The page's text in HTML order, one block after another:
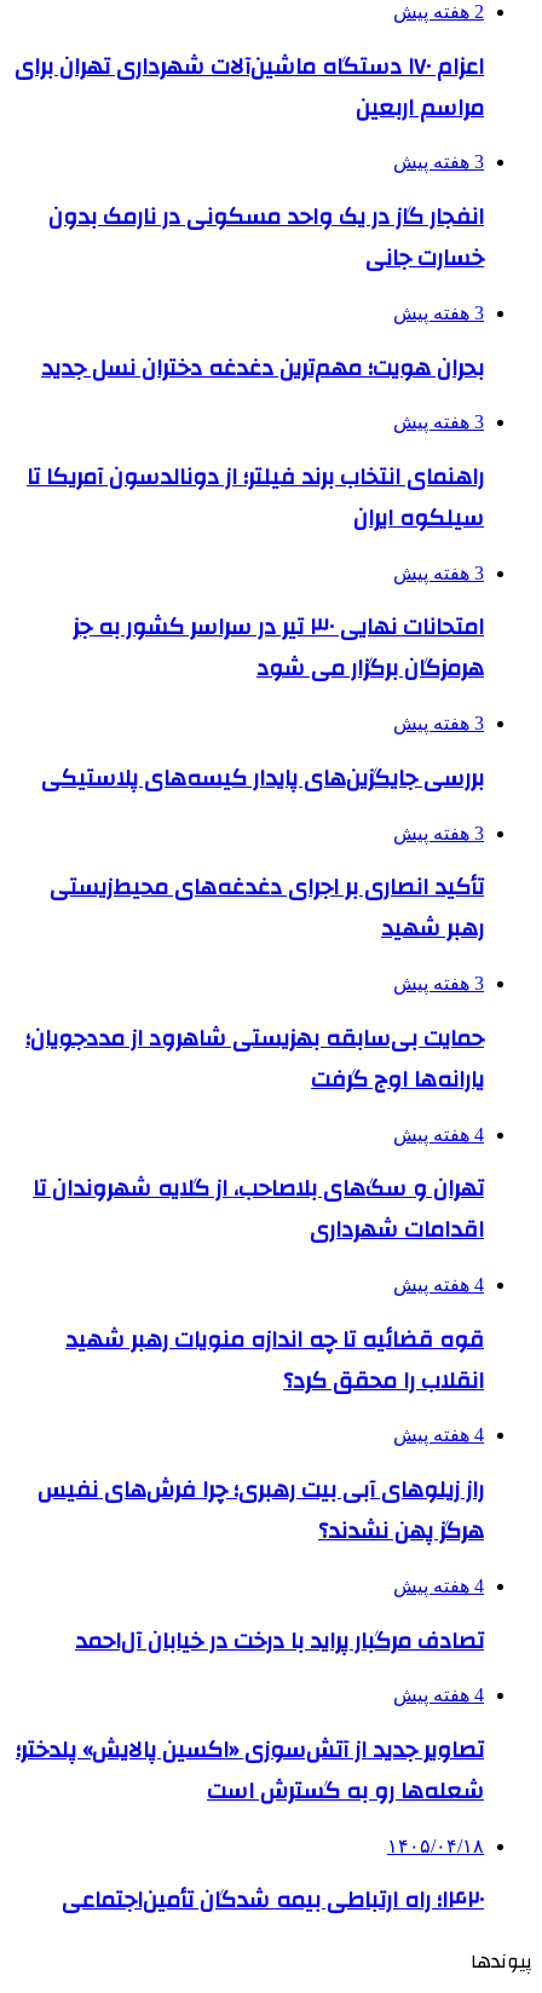
2 هفته پیش
اعزام ۱۷۰ دستگاه ماشین‌آلات شهرداری تهران برای
مراسم اربعین
3 هفته پیش
انفجار گاز در یک واحد مسکونی در نارمک بدون
خسارت جانی
3 هفته پیش
بحران هویت؛ مهم‌ترین دغدغه دختران نسل جدید
3 هفته پیش
راهنمای انتخاب برند فیلتر؛ از دونالدسون آمریکا تا
سیلکوه ایران
3 هفته پیش
امتحانات نهایی ۳۰ تیر در سراسر کشور به جز
هرمزگان برگزار می شود
3 هفته پیش
بررسی جایگزین‌های پایدار کیسه‌های پلاستیکی
3 هفته پیش
تأکید انصاری بر اجرای دغدغه‌های محیط‌زیستی
رهبر شهید
3 هفته پیش
حمایت بی‌سابقه بهزیستی شاهرود از مددجویان؛
یارانه‌ها اوج گرفت
4 هفته پیش
تهران و سگ‌های بلاصاحب، از گلایه شهروندان تا
اقدامات شهرداری
4 هفته پیش
قوه قضائیه تا چه اندازه منویات رهبر شهید
انقلاب را محقق کرد؟
4 هفته پیش
راز زیلوهای آبی بیت رهبری؛ چرا فرش‌های نفیس
هرگز پهن نشدند؟
4 هفته پیش
تصادف مرگبار پراید با درخت در خیابان آل‌احمد
4 هفته پیش
تصاویر جدید از آتش‌سوزی «اکسین پالایش» پلدختر؛
شعله‌ها رو به گسترش است
۱۴۰۵/۰۴/۱۸
۱۴۲۰؛ راه ارتباطی بیمه شدگان تأمین‌اجتماعی
پیوندها